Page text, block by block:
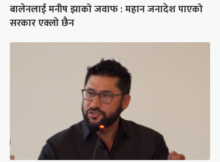
बालेनलाई मनीष झाको जवाफ : महान जनादेश पाएको
सरकार एक्लो छैन